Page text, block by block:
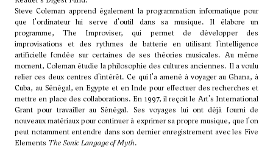
Steve Coleman apprend également la programmation informatique pour
que l'ordinateur lui serve d'outil dans sa musique. Il élabore un
programme, The Improviser, qui permet de développer des
improvisations et des rythmes de batterie en utilisant l'intelligence
artificielle fondée sur certaines de ses théories musicales. Au même
moment, Coleman étudie la philosophie des cultures anciennes. Il a voulu
relier ces deux centres d'intérêt. Ce qui l'a amené à voyager au Ghana, à
Cuba, au Sénégal, en Egypte et en Inde pour effectuer des recherches et
mettre en place des collaborations. En 1997, il reçoit le Art's International
Grant pour travailler au Sénégal. Ses voyages lui ont déjà fourni de
nouveaux matériaux pour continuer à exprimer sa propre musique, que l'on
peut notamment entendre dans son dernier enregistrement avec les Five
Elements The Sonic Langage of Myth.